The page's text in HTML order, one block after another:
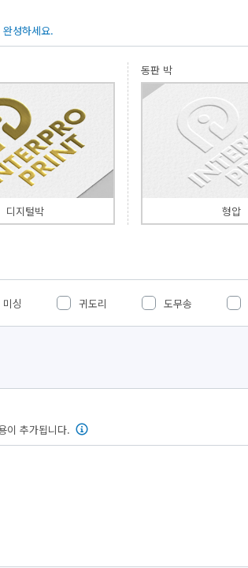
성하세요.
디지털박
동판 박
형압
미싱 귀도리 도무송
이 추가됩니다.